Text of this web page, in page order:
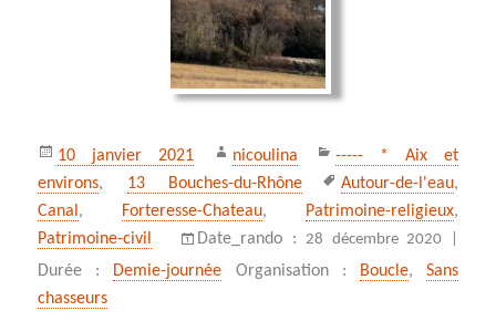
Publié
le
10 janvier 2021 Auteur
nicoulina Catégories
----- * Aix et
environs, 13 Bouches-du-Rhône
Mots-
clés
Autour-de-l'eau,
Canal , Forteresse-Chateau, Patrimoine-religieux,
Patrimoine‑civil
Date_rando :28 décembre 2020 |
Durée : Demie-journée Organisation : Boucle, Sans
chasseurs